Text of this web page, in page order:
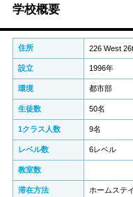
学校概要
住所 226 West
設立 1996年
環境 都市部
生徒数 50名
1クラス人数 9名
レベル数 6レベル
教室数
滞在方法 ホームステ